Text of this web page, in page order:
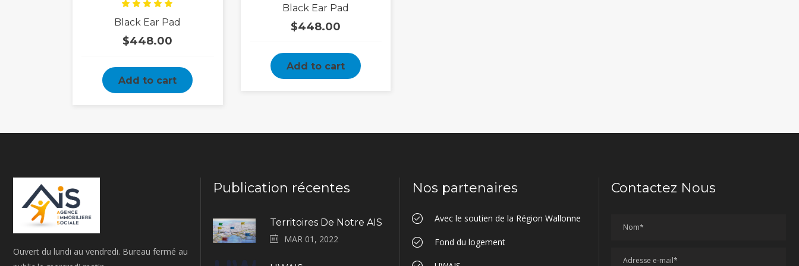
5.00
of 5
Black Ear Pad
$448.00
Add to cart
Black Ear Pad
$448.00
Add to cart
Ouvert du lundi au vendredi. Bureau fermé au
Publication récentes
Territoires De Notre AIS
MAR 01, 2022
Nos partenaires
Avec le soutien de la Région Wallonne
Fond du logement
Contactez Nous